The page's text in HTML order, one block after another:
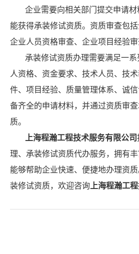
企业需要向相关部门提交申请
能获得承装修试资质。资质审查包括
企业人员资格审查、企业项目经验审
承装修试资质办理需要满足一
人资格、资金要求、技术人员、技
件、项目经验、质量管理体系、诚
备齐全的申请材料，并通过资质审
质。
上海程瀚工程技术服务有限公司
理、承装修试资质代办服务，拥有丰
能够帮助企业快速、便捷地办理资
装修试资质，欢迎咨询 上海程瀚工